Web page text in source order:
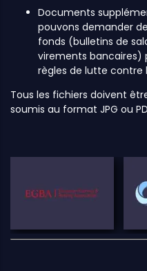
Documents
pouvons demander
fonds (bulletins de
virements bancaires)
règles de lutte contre
Tous les fichiers doivent
soumis au format JPG ou